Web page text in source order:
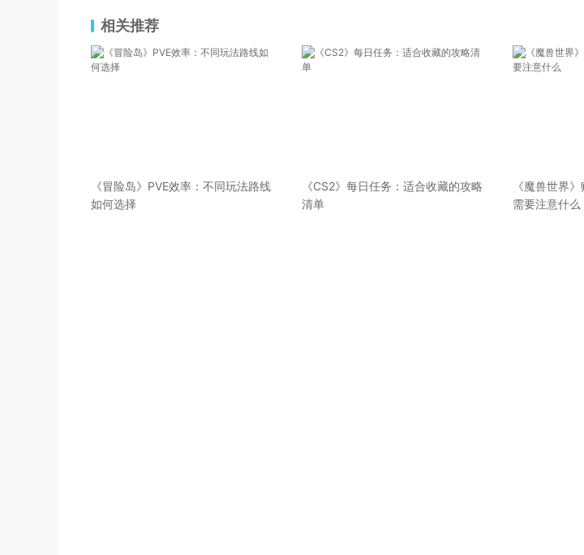
相关推荐
《冒险岛》PVE效率：不同玩法路线
如何选择
《CS2》每日任务：适合收藏的攻略
清单
《魔兽世界
需要注意什么